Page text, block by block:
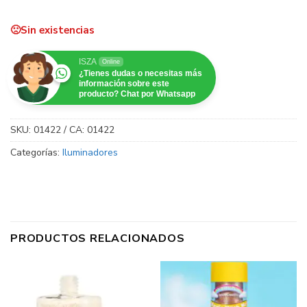
Sin existencias
ISZA Online
¿Tienes dudas o necesitas más
información sobre este
producto? Chat por Whatsapp
SKU: 01422 / CA: 01422
Categorías: Iluminadores
PRODUCTOS RELACIONADOS